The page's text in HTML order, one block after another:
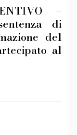
–
di
del
al